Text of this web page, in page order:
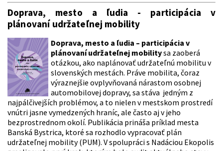
Doprava, mesto a ľudia - participácia v
plánovaní udržateľnej mobility
Doprava, mesto a ľudia – participácia v
plánovaní udržateľnej mobilitysa zaoberá
otázkou, ako naplánovať udržateľnú mobilitu v
slovenských mestách. Práve mobilita, čoraz
výraznejšie ovplyvňovaná nárastom osobnej
automobilovej dopravy, sa stáva jedným z
najpálčivejších problémov, a to nielen v mestskom prostredí
vnútri jasne vymedzených hraníc, ale často aj v jeho
bezprostrednom okolí. Publikácia prináša príklad mesta
Banská Bystrica, ktoré sa rozhodlo vypracovať plán
udržateľnej mobility (PUM). V spolupráci s Nadáciou Ekopolis